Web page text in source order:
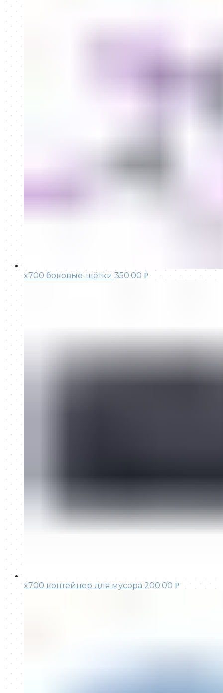
x700 боковые-щётки 350.00 Р
x700 контейнер для мусора 200.00 Р